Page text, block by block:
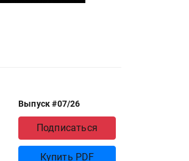
Выпуск #07/26
Подписаться
Купить PDF